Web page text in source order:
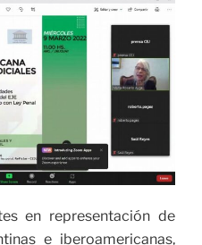
en representación de
e iberoamericanas,